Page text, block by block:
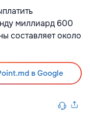
миллиард 600
составляет около
в Google